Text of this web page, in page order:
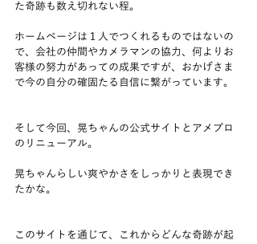
た奇跡も数え切れない程。
ホームページは１人でつくれるものではないの
で、会社の仲間やカメラマンの協力、何よりお
客様の努力があっての成果ですが、おかげさま
で今の自分の確固たる自信に繋がっています。
そして今回、晃ちゃんの公式サイトとアメブロ
のリニューアル。
晃ちゃんらしい爽やかさをしっかりと表現でき
たかな。
このサイトを通じて、これからどんな奇跡が起